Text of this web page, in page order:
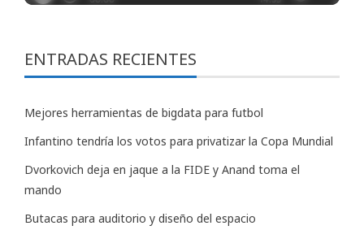
ENTRADAS RECIENTES
Mejores herramientas de bigdata para futbol
Infantino tendría los votos para privatizar la Copa Mundial
Dvorkovich deja en jaque a la FIDE y Anand toma el
mando
Butacas para auditorio y diseño del espacio